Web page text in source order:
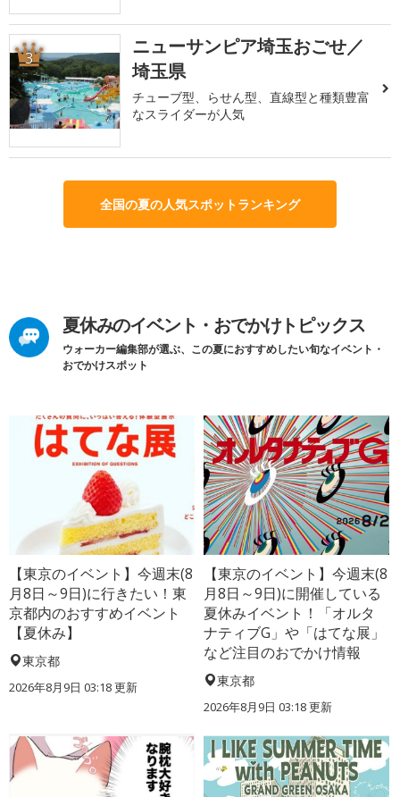
3
ニューサンピア埼玉おごせ／
埼玉県
チューブ型、らせん型、直線型と種類豊富
なスライダーが人気
全国の夏の人気スポットランキング
夏休みのイベント・おでかけトピックス
ウォーカー編集部が選ぶ、この夏におすすめしたい旬なイベント・
おでかけスポット
【東京のイベント】今週末(8
月8日～9日)に行きたい！東
京都内のおすすめイベント
【夏休み】
東京都
2026年8月9日 03:18更新
【東京のイベント】今週末(8
月8日～9日)に開催している
夏休みイベント！「オルタ
ナティブG」や「はてな展」
など注目のおでかけ情報
東京都
2026年8月9日 03:18更新